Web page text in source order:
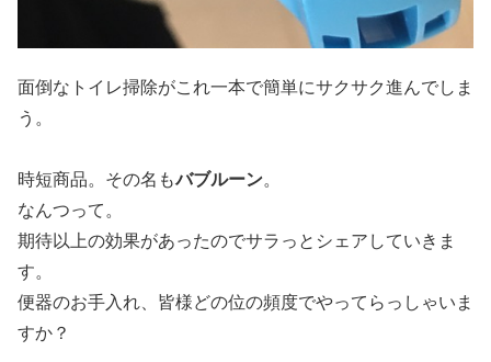
面倒なトイレ掃除がこれ一本で簡単にサクサク進んでしま
う。
時短商品。その名もバブルーン。
なんつって。
期待以上の効果があったのでサラっとシェアしていきま
す。
便器のお手入れ、皆様どの位の頻度でやってらっしゃいま
すか？